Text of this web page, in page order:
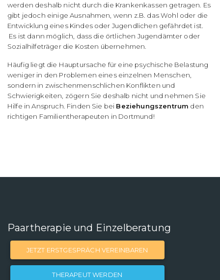
werden deshalb nicht durch die Krankenkassen getragen. Es
gibt jedoch einige Ausnahmen, wenn z.B. das Wohl oder die
Entwicklung eines Kindes oder Jugendlichen gefährdet ist.
Es ist dann möglich, dass die örtlichen Jugendämter oder
Sozialhilfeträger die Kosten übernehmen.
Häufig liegt die Hauptursache für eine psychische Belastung
weniger in den Problemen eines einzelnen Menschen,
sondern in zwischenmenschlichen Konflikten und
Schwierigkeiten, zögern Sie deshalb nicht und nehmen Sie
Hilfe in Anspruch. Finden Sie bei Beziehungszentrum den
richtigen Familientherapeuten in Dortmund!
Paartherapie und Einzelberatung
JETZT ERSTGESPRÄCH VEREINBAREN
THERAPEUT WERDEN